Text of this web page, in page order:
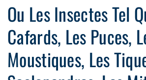
Ou Les Insectes Tel
Cafards, Les Puces,
Moustiques, Les